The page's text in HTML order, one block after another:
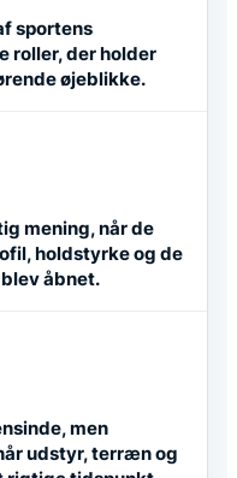
sportens
roller, der holder
øjeblikke.
mening, når de
holdstyrke og de
åbnet.
men
udstyr, terræn og